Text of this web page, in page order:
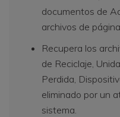
documentos de
archivos de
Recupera los
de Reciclaje,
Perdida,
eliminado por un
sistema.